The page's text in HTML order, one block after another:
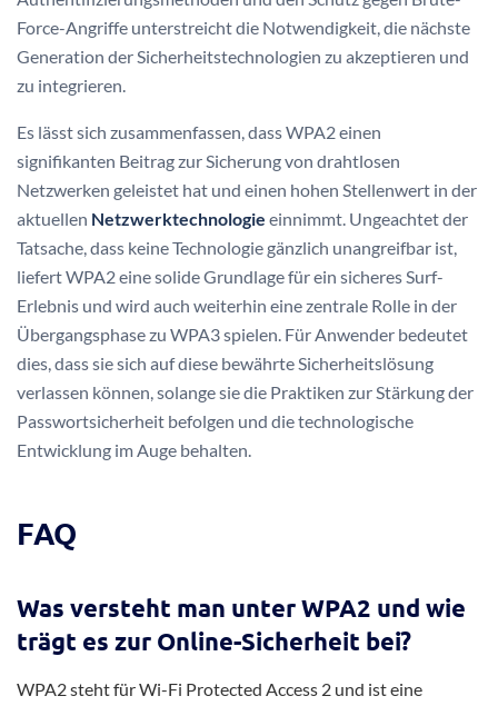
Force-Angriffe unterstreicht die Notwendigkeit, die nächste
Generation der Sicherheitstechnologien zu akzeptieren und
zu integrieren.
Es lässt sich zusammenfassen, dass WPA2 einen
signifikanten Beitrag zur Sicherung von drahtlosen
Netzwerken geleistet hat und einen hohen Stellenwert in der
aktuellen Netzwerktechnologie einnimmt. Ungeachtet der
Tatsache, dass keine Technologie gänzlich unangreifbar ist,
liefert WPA2 eine solide Grundlage für ein sicheres Surf-
Erlebnis und wird auch weiterhin eine zentrale Rolle in der
Übergangsphase zu WPA3 spielen. Für Anwender bedeutet
dies, dass sie sich auf diese bewährte Sicherheitslösung
verlassen können, solange sie die Praktiken zur Stärkung der
Passwortsicherheit befolgen und die technologische
Entwicklung im Auge behalten.
FAQ
Was versteht man unter WPA2 und wie
trägt es zur Online-Sicherheit bei?
WPA2 steht für Wi-Fi Protected Access 2 und ist eine